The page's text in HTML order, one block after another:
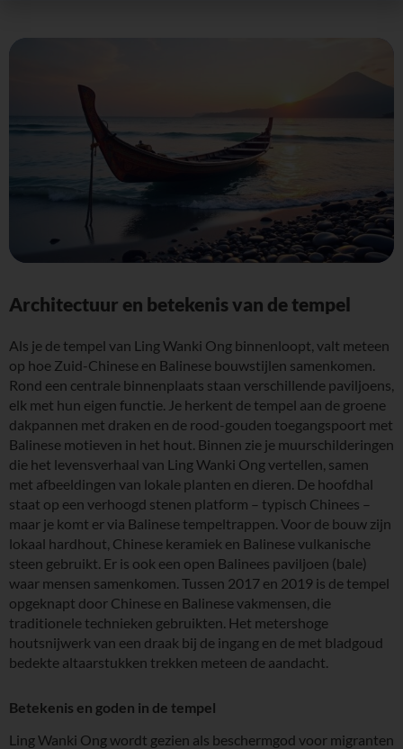
Architectuur en betekenis van de tempel
Als je de tempel van Ling Wanki Ong binnenloopt, valt meteen
op hoe Zuid-Chinese en Balinese bouwstijlen samenkomen.
Rond een centrale binnenplaats staan verschillende paviljoens,
elk met hun eigen functie. Je herkent de tempel aan de groene
dakpannen met draken en de rood-gouden toegangspoort met
Balinese motieven in het hout. Binnen zie je muurschilderingen
die het levensverhaal van Ling Wanki Ong vertellen, samen
met afbeeldingen van lokale planten en dieren. De hoofdhal
staat op een verhoogd stenen platform – typisch Chinees –
maar je komt er via Balinese tempeltrappen. Voor de bouw zijn
lokaal hardhout, Chinese keramiek en Balinese vulkanische
steen gebruikt. Er is ook een open Balinees paviljoen (bale)
waar mensen samenkomen. Tussen 2017 en 2019 is de tempel
opgeknapt door Chinese en Balinese vakmensen, die
traditionele technieken gebruikten. Het metershoge
houtsnijwerk van een draak bij de ingang en de met bladgoud
bedekte altaarstukken trekken meteen de aandacht.
Betekenis en goden in de tempel
Ling Wanki Ong wordt gezien als beschermgod voor migranten